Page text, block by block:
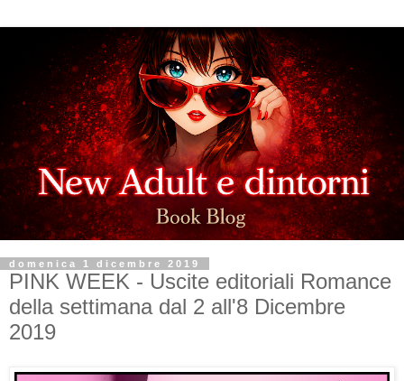
domenica 1 dicembre 2019
PINK WEEK - Uscite editoriali Romance
della settimana dal 2 all'8 Dicembre
2019